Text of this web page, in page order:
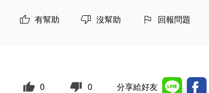
有幫助 沒幫助 回報問題
0 0 分享給好友